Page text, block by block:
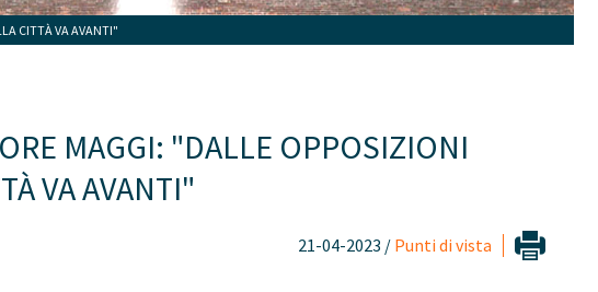
CITTÀ VA AVANTI"
MAGGI: "DALLE OPPOSIZIONI
VA AVANTI"
21-04-2023 / Punti di vista